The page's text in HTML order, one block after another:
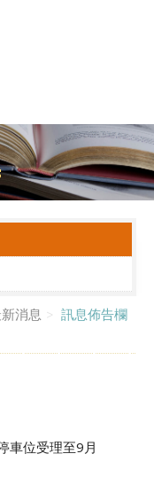
消息 訊息佈告欄
車位受理至9月